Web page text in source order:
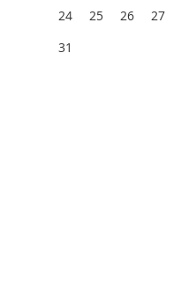
24
25 26 27
31